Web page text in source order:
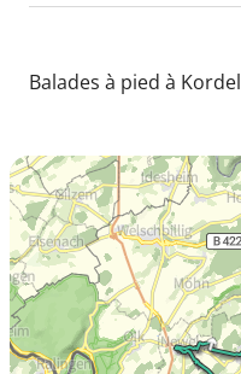
Balades à pied à Kordel